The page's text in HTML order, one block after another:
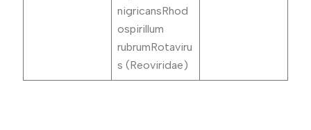
nigricansRhod
ospirillum
rubrumRotaviru
s (Reoviridae)